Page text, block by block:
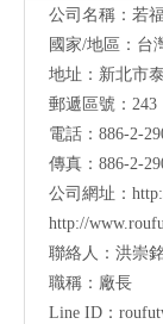
公司名稱：若
國家/地區：台
地址： 新北市
郵遞區號：243
電話：886-2-
傳真：886-2-
公司網址：
http://
聯絡人：洪崇
職稱：廠長
Line ID：